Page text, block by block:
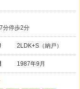
分停歩2分
2LDK+S（納戸）
1987年9月